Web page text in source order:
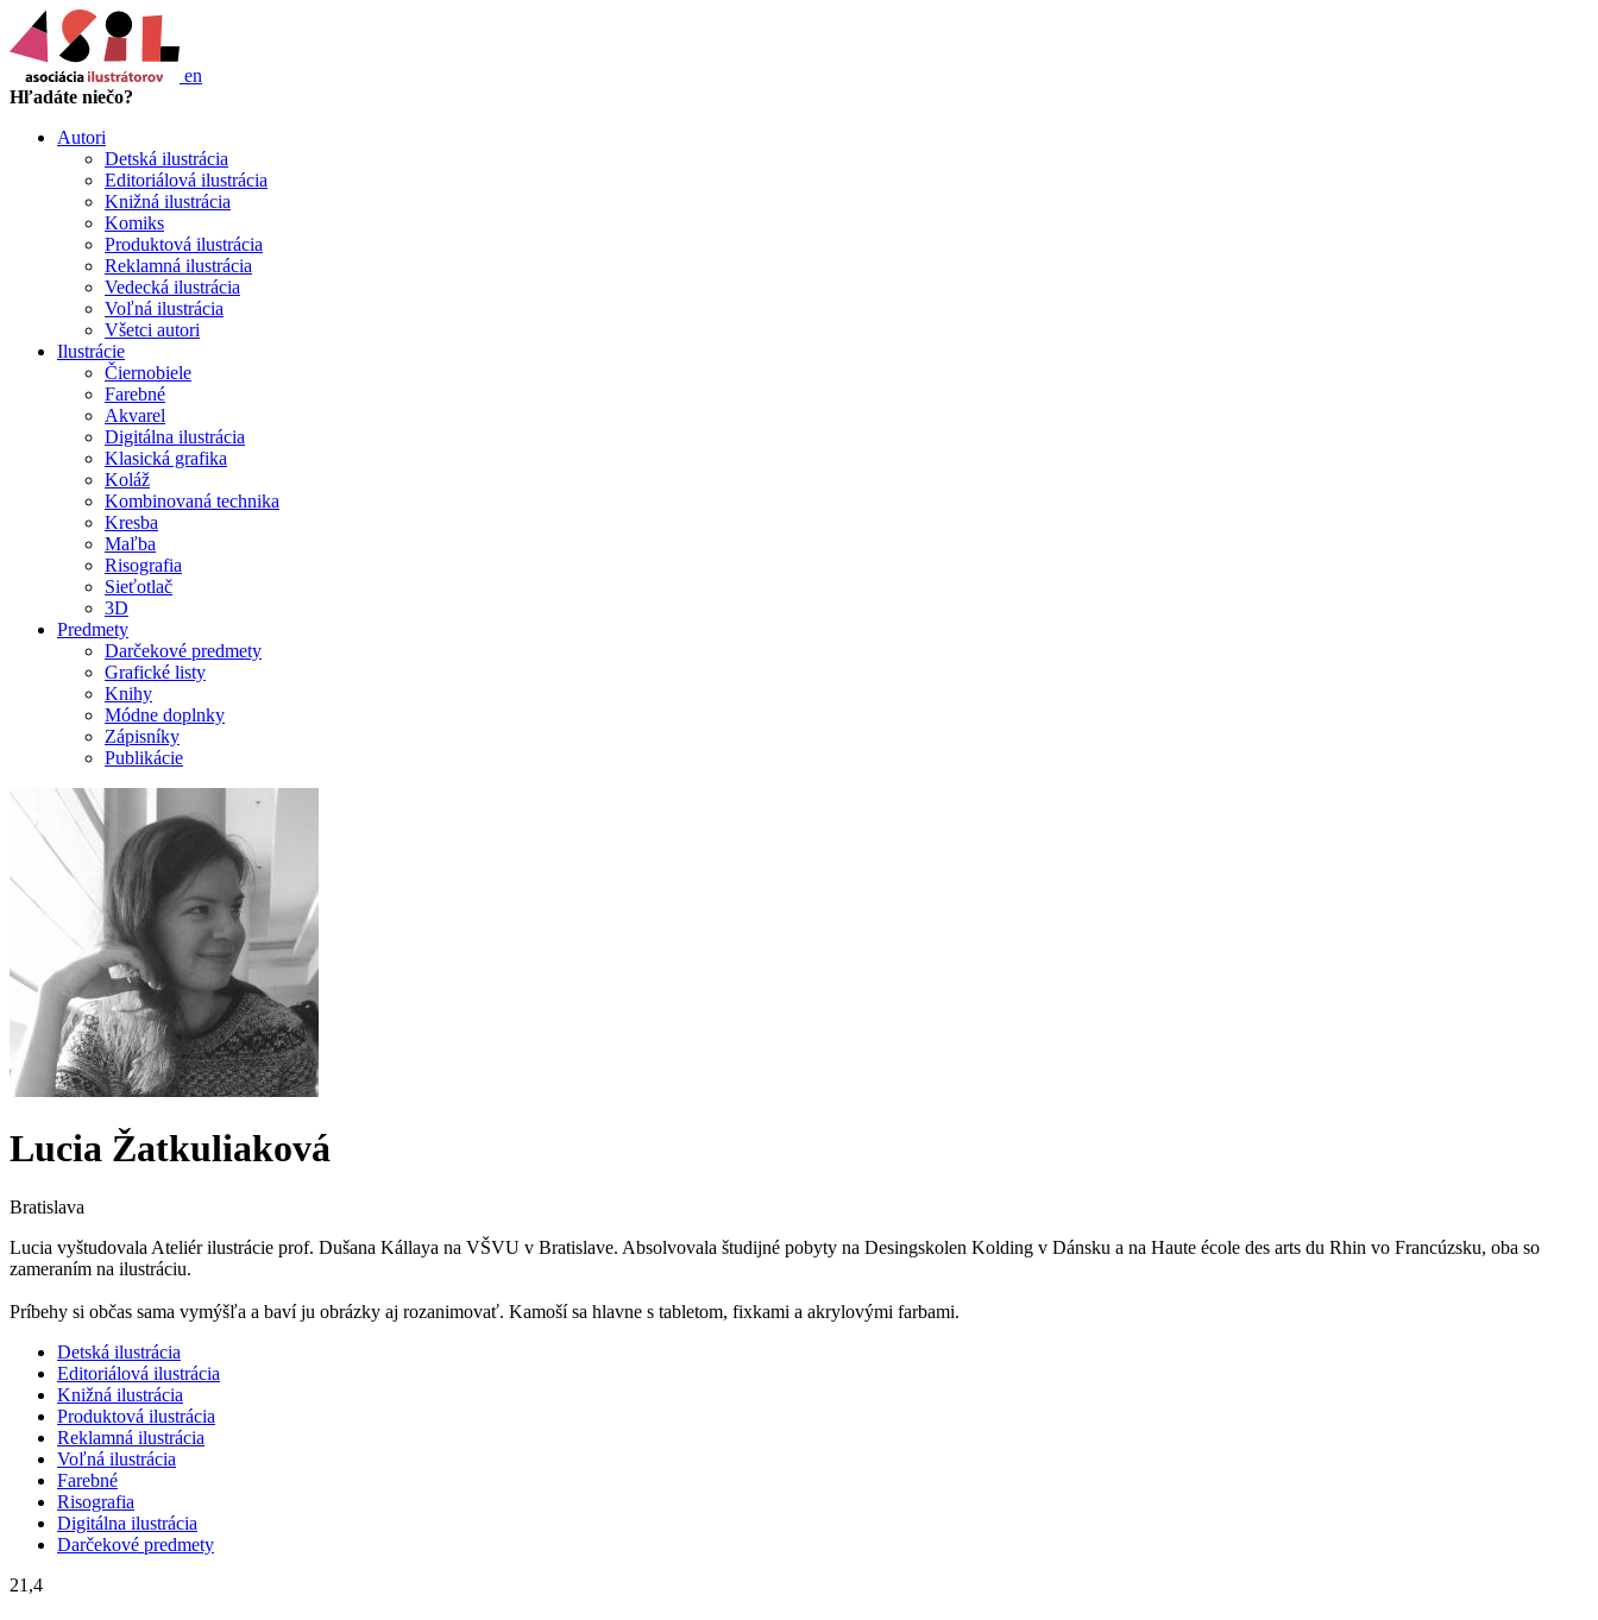
en
Hľadáte niečo?
Autori
Detská ilustrácia
Editoriálová ilustrácia
Knižná ilustrácia
Komiks
Produktová ilustrácia
Reklamná ilustrácia
Vedecká ilustrácia
Voľná ilustrácia
Všetci autori
Ilustrácie
Čiernobiele
Farebné
Akvarel
Digitálna ilustrácia
Klasická grafika
Koláž
Kombinovaná technika
Kresba
Maľba
Risografia
Sieťotlač
3D
Predmety
Darčekové predmety
Grafické listy
Knihy
Módne doplnky
Zápisníky
Publikácie
Lucia Žatkuliaková
Bratislava
Lucia vyštudovala Ateliér ilustrácie prof. Dušana Kállaya na VŠVU v Bratislave. Absolvovala študijné pobyty na Desingskolen Kolding v Dánsku a na Haute école des arts du Rhin vo Francúzsku, oba so
zameraním na ilustráciu.
Príbehy si občas sama vymýšľa a baví ju obrázky aj rozanimovať. Kamoší sa hlavne s tabletom, fixkami a akrylovými farbami.
Detská ilustrácia
Editoriálová ilustrácia
Knižná ilustrácia
Produktová ilustrácia
Reklamná ilustrácia
Voľná ilustrácia
Farebné
Risografia
Digitálna ilustrácia
Darčekové predmety
21,4